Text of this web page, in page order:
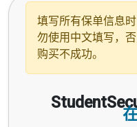
填写所有保单信息
勿使用中文填写，
购买不成功。